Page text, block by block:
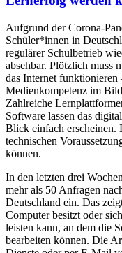
Aufgrund der Corona-
Schüler*innen in
regulärer Schulbetrieb
absehbar. Plötzlich muss
das Internet
Medienkompetenz im
Zahlreiche
Software lassen das
Blick einfach erscheinen.
technischen
können.
In den letzten drei
mehr als 50 Anfragen
Deutschland ein. Das
Computer besitzt oder
leisten kann, an dem die
bearbeiten können. Die